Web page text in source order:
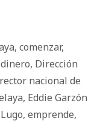
, comenzar,
dinero, Dirección
nacional de
, Eddie Garzón
, emprende,